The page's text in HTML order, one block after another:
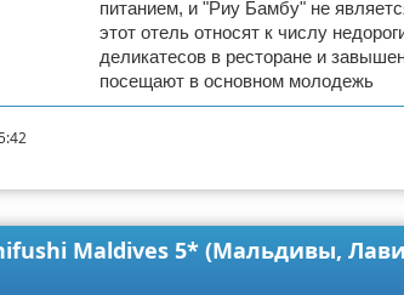
питанием, и "Риу Бамбу" не
этот отель относят к числу
деликатесов в ресторане и
посещают в основном молодежь
Maldives 5* (Мальдивы,